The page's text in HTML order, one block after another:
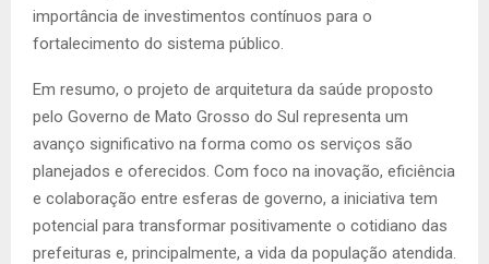
importância de investimentos contínuos para o
fortalecimento do sistema público.
Em resumo, o projeto de arquitetura da saúde proposto
pelo Governo de Mato Grosso do Sul representa um
avanço significativo na forma como os serviços são
planejados e oferecidos. Com foco na inovação, eficiência
e colaboração entre esferas de governo, a iniciativa tem
potencial para transformar positivamente o cotidiano das
prefeituras e, principalmente, a vida da população atendida.